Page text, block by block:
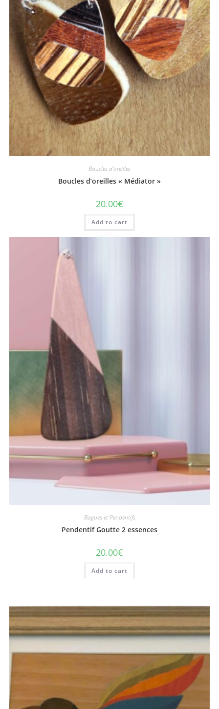
Boucles d'oreilles
Boucles d’oreilles « Médiator »
20.00€
Add to cart
Bagues et Pendentifs
Pendentif Goutte 2 essences
20.00€
Add to cart